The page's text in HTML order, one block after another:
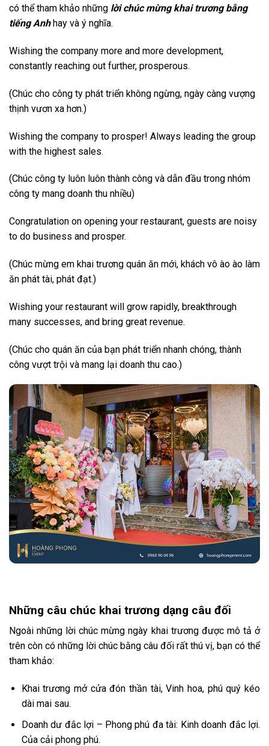
có thể tham khảo những lời chúc mừng khai trương bằng
tiếng Anh hay và ý nghĩa.
Wishing the company more and more development,
constantly reaching out further, prosperous.
(Chúc cho công ty phát triển không ngừng, ngày càng vượng
thịnh vươn xa hơn.)
Wishing the company to prosper! Always leading the group
with the highest sales.
(Chúc công ty luôn luôn thành công và dẫn đầu trong nhóm
công ty mang doanh thu nhiều)
Congratulation on opening your restaurant, guests are noisy
to do business and prosper.
(Chúc mừng em khai trương quán ăn mới, khách vô ào ào làm
ăn phát tài, phát đạt.)
Wishing your restaurant will grow rapidly, breakthrough
many successes, and bring great revenue.
(Chúc cho quán ăn của bạn phát triển nhanh chóng, thành
công vượt trội và mang lại doanh thu cao.)
Những câu chúc khai trương dạng câu đối
Ngoài những lời chúc mừng ngày khai trương được mô tả ở
trên còn có những lời chúc bằng câu đối rất thú vị, bạn có thể
tham khảo:
Khai trương mở cửa đón thần tài, Vinh hoa, phú quý kéo
dài mai sau.
Doanh dư đắc lợi – Phong phú đa tài: Kinh doanh đắc lợi.
Của cải phong phú.